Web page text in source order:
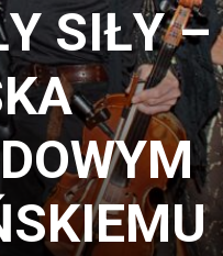
SIŁY –